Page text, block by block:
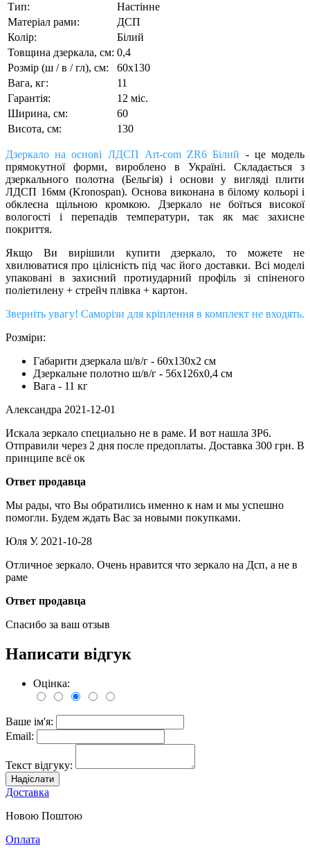
Тип:
Настінне
Матеріал рами:
ДСП
Колір:
Білий
Товщина дзеркала, см: 0,4
Розмір (ш / в / гл), см:
60х130
Вага, кг:
11
Гарантія:
12 міс.
Ширина, см:
60
Висота, см:
130
Дзеркало на основі ЛДСП Art-com ZR6 Білий - це модель
прямокутної форми, вироблено в Україні. Складається з
дзеркального полотна (Бельгія) і основи у вигляді плити
ЛДСП 16мм (Kronospan). Основа виконана в білому кольорі і
обклеєна щільною кромкою. Дзеркало не боїться високої
вологості і перепадів температури, так як має захисне
покриття.
Якщо Ви вирішили купити дзеркало, то можете не
хвилюватися про цілісність під час його доставки. Всі моделі
упаковані в захисний протиударний профіль зі спіненого
поліетилену + стрейч плівка + картон.
Зверніть увагу! Саморізи для кріплення в комплект не входять.
Розміри:
Габарити дзеркала ш/в/г - 60х130х2 см
Дзеркальне полотно ш/в/г - 56х126х0,4 см
Вага - 11 кг
Александра 2021-12-01
Искала зеркало специально не в раме. И вот нашла ЗР6.
Отправили через 2 дня после предоплаты. Доставка 300 грн. В
принципе всё ок
Ответ продавца
Мы рады, что Вы обратились именно к нам и мы успешно
помогли. Будем ждать Вас за новыми покупками.
Юля У. 2021-10-28
Отличное зеркало. Очень нравится что зеркало на Дсп, а не в
раме
Ответ продавца
Спасибо за ваш отзыв
Написати відгук
Оцінка:
Ваше ім'я:
Email:
Текст відгуку:
Надіслати
Доставка
Новою Поштою
Оплата